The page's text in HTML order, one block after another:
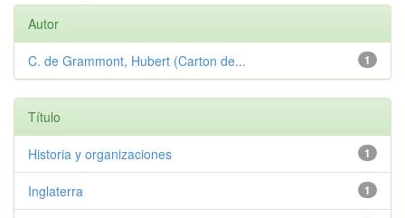
Autor
1
C. de Grammont, Hubert (Carton de...
Título
1
Historia y organizaciones
1
Inglaterra